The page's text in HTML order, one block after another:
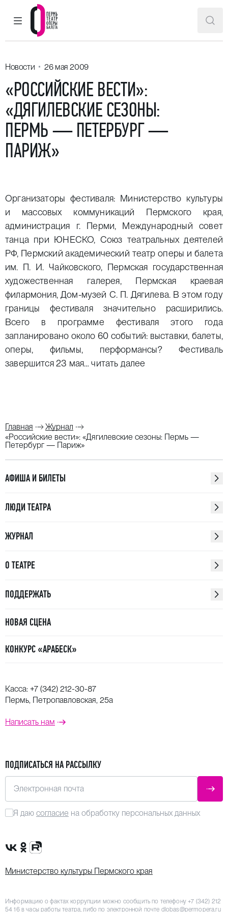
ГЛАВНОЕ МЕНЮ
Пермский театр оперы и балета
Новости 26 мая 2009
«РОССИЙСКИЕ ВЕСТИ»:
«ДЯГИЛЕВСКИЕ СЕЗОНЫ:
ПЕРМЬ — ПЕТЕРБУРГ —
ПАРИЖ»
Организаторы фестиваля: Министерство культуры
и массовых коммуникаций Пермского края,
администрация г. Перми, Международный совет
танца при ЮНЕСКО, Союз театральных деятелей
РФ, Пермский академический театр оперы и балета
им. П. И. Чайковского, Пермская государственная
художественная галерея, Пермская краевая
филармония,Дом-музей С. П. Дягилева. В этом году
границы фестиваля значительно расширились.
Всего в программе фестиваля этого года
запланировано около 60 событий: выставки, балеты,
оперы, фильмы, перформансы? Фестиваль
завершится 23 мая…читать далее
Главная
Журнал
«Российские вести»: «Дягилевские сезоны: Пермь —
Петербург — Париж»
АФИША И БИЛЕТЫ
ЛЮДИ ТЕАТРА
ЖУРНАЛ
О ТЕАТРЕ
ПОДДЕРЖАТЬ
НОВАЯ СЦЕНА
КОНКУРС «АРАБЕСК»
Касса: +7 (342) 212-30-87
Пермь, Петропавловская, 25а
Написать нам
ПОДПИСАТЬСЯ НА РАССЫЛКУ
Электронная почта
Я даю согласие на обработку персональных данных
Сообщество VK
Группа в одноклассниках
Канал Rutube
Министерство культуры Пермского края
Информацию о фактах коррупции можно сообщить по телефону+7 (342) 212
54 16в часы работы театра, либо по электронной почте dlobas@permopera.ru